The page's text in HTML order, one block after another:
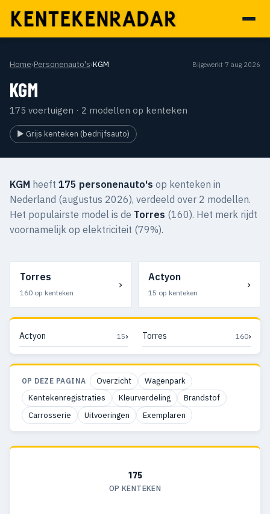
Home›Personenauto's›KGM Bijgewerkt 7 aug 2026
KGM
175 voertuigen · 2 modellen op kenteken
▶ Grijs kenteken (bedrijfsauto)
KGM heeft 175 personenauto's op kenteken in
Nederland (augustus 2026), verdeeld over 2 modellen.
Het populairste model is de Torres (160). Het merk rijdt
voornamelijk op elektriciteit (79%).
Torres
160 op kenteken
›
Actyon
15 op kenteken
›
Actyon 15› Torres 160›
OP DEZE PAGINA Overzicht
Wagenpark
Kentekenregistraties
Kleurverdeling
Brandstof
Carrosserie
Uitvoeringen Exemplaren
175
OP KENTEKEN